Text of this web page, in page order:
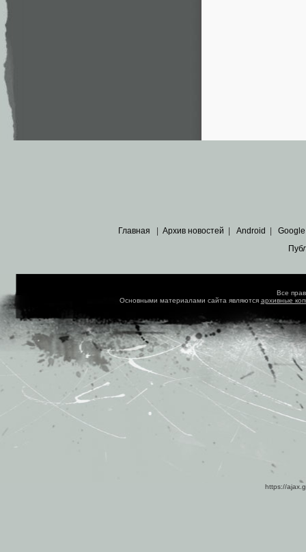
Главная Архив новостей Android Google
Все
Основными материалами сайта являются архивные
https://